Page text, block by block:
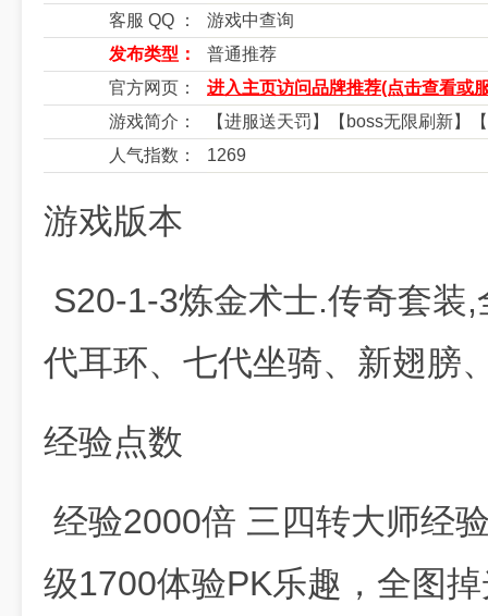
客服 QQ ：
游戏中查询
发布类型：
普通推荐
官方网页：
进入主页访问品牌推荐(点击查看或
游戏简介：
【进服送天罚】【boss无限刷新】
人气指数：
1269
游戏版本
S20-1-3炼金术士.传奇套装
代耳环、七代坐骑、新翅膀
经验点数
经验2000倍 三四转大师经
级1700体验PK乐趣，全图